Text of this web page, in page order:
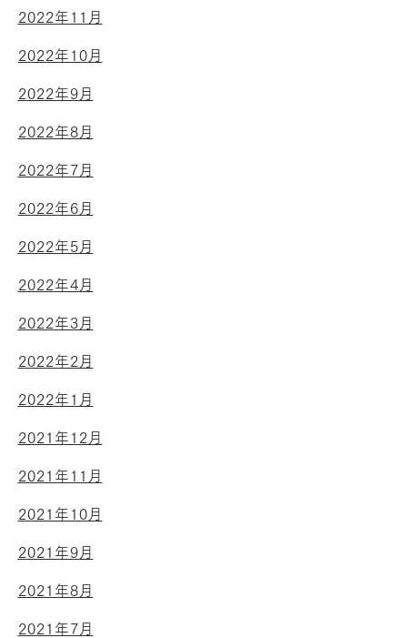
2022年11月
2022年10月
2022年9月
2022年8月
2022年7月
2022年6月
2022年5月
2022年4月
2022年3月
2022年2月
2022年1月
2021年12月
2021年11月
2021年10月
2021年9月
2021年8月
2021年7月